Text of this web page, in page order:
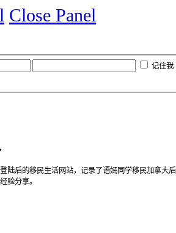
Close Panel
记住我
陆后的移民生活网站，记录了语嫣同学移民加拿大
验分享。